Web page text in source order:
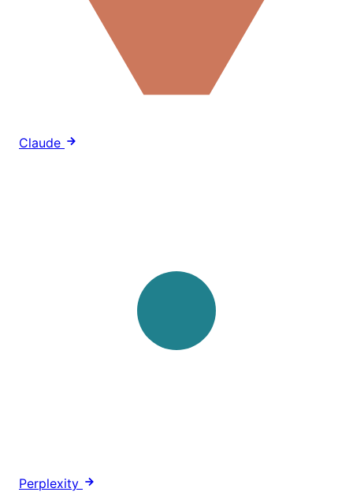
Claude
Perplexity